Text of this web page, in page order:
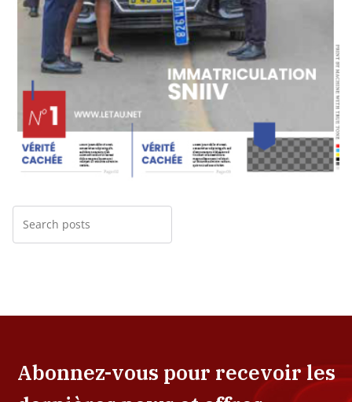
Abonnez-vous pour recevoir les